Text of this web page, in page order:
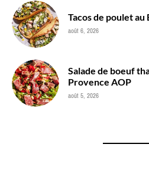
Tacos de poulet au
août 6, 2026
Salade de boeuf
Provence AOP
août 5, 2026